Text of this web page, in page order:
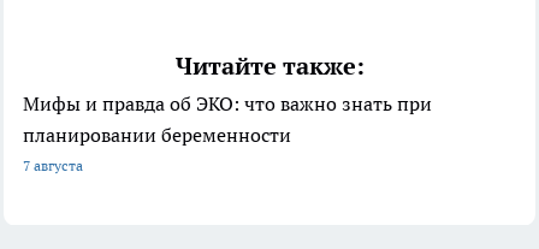
Читайте также:
Мифы и правда об ЭКО: что важно знать при
планировании беременности
7 августа